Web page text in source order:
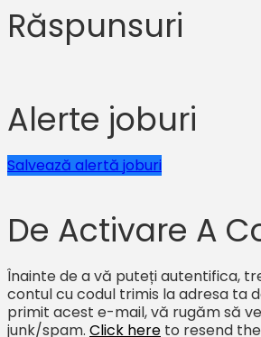
Răspunsuri
Alerte joburi
Salvează alertă joburi
De Activare A
Înainte de a vă puteți autentifica,
contul cu codul trimis la adresa ta
primit acest e-mail, vă rugăm să
junk/spam. Click here to resend